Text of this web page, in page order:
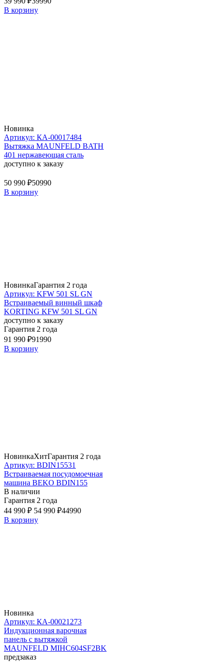
В корзину
Новинка
Артикул: КА-00017484
Вытяжка MAUNFELD BATH
401 нержавеющая сталь
доступно к заказу
50 990 ₽50990
В корзину
НовинкаГарантия 2 года
Артикул: KFW 501 SL GN
Встраиваемый винный шкаф
KORTING KFW 501 SL GN
доступно к заказу
Гарантия 2 года
91 990 ₽91990
В корзину
НовинкаХитГарантия 2 года
Артикул: BDIN15531
Встраиваемая посудомоечная
машина BEKO BDIN155
В наличии
Гарантия 2 года
44 990 ₽ 54 990 ₽44990
В корзину
Новинка
Артикул: КА-00021273
Индукционная варочная
панель с вытяжкой
MAUNFELD MIHC604SF2BK
предзаказ